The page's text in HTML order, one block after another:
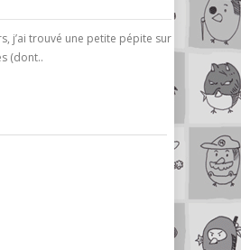
j’ai trouvé une petite pépite sur
(dont..